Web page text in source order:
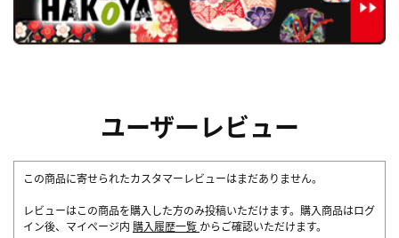
ユーザーレビュー
この商品に寄せられたカスタマーレビューはまだありません。
レビューはこの商品を購入した方のみ投稿いただけます。購入商品はログ
イン後、マイページ内 購入履歴一覧 からご確認いただけます。